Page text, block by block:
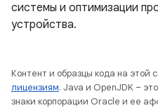
системы и оптимизации
устройства.
Контент и образцы кода на этой
лицензиям. Java и OpenJDK –
знаки корпорации Oracle и ее